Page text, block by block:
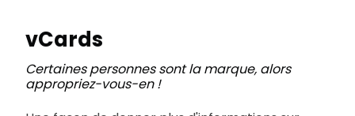
vCards
Certaines personnes sont la marque, alors
appropriez-vous-en !